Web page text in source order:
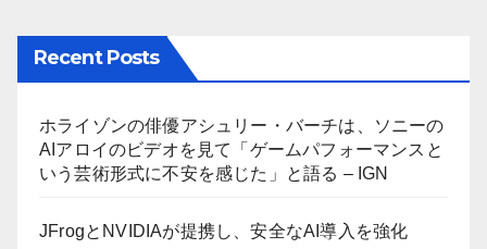
Recent Posts
ホライゾンの俳優アシュリー・バーチは、ソニーの
AIアロイのビデオを見て「ゲームパフォーマンスと
いう芸術形式に不安を感じた」と語る – IGN
JFrogとNVIDIAが提携し、安全なAI導入を強化